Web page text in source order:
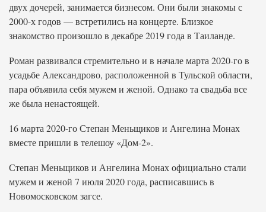
двух дочерей, занимается бизнесом. Они были знакомы с
2000-х годов — встретились на концерте. Близкое
знакомство произошло в декабре 2019 года в Таиланде.
Роман развивался стремительно и в начале марта 2020-го в
усадьбе Александрово, расположенной в Тульской области,
пара объявила себя мужем и женой. Однако та свадьба все
же была ненастоящей.
16 марта 2020-го Степан Меньщиков и Ангелина Монах
вместе пришли в телешоу «Дом-2».
Степан Меньщиков и Ангелина Монах официально стали
мужем и женой 7 июля 2020 года, расписавшись в
Новомосковском загсе.